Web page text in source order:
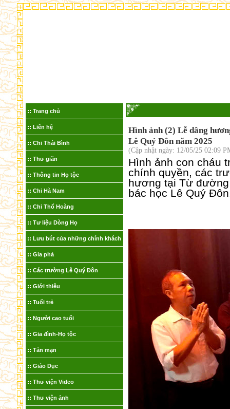
Trang chủ
Liên hệ
Chi Thái Bình
Thư giãn
Thông tin Họ tộc
Chi Hà Nam
Chi Thổ Hoàng
Tư liệu Dòng Họ
Lưu bút của những chính khách
Gia phả
Các trường Lê Quý Đôn
Giới thiệu
Tuổi trẻ
Người cao tuổi
Gia đình-Họ tộc
Tản mạn
Giáo Dục
Thư viện Video
Thư viện ảnh
Hình ảnh (2) Lễ dâng
Lê Quý Đôn năm 2025
(Cập nhật ngày: 12/05/25 02:09
Hình ảnh con cháu
chính quyền, các
hương tại Từ
bác học Lê Quý